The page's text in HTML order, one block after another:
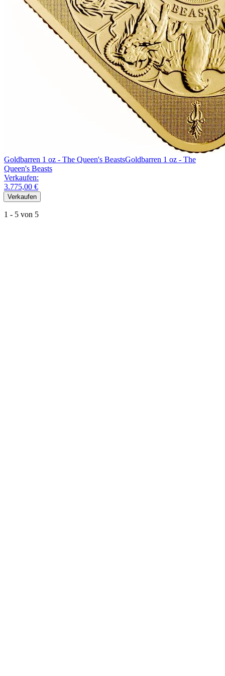
Goldbarren 1 oz - The Queen's BeastsGoldbarren 1 oz - The
Queen's Beasts
Verkaufen:
3.775,00 €
Verkaufen
1 - 5 von 5